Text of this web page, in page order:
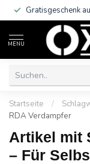
Gratisgeschenk
MENU
Startseite /
RDA Verdampfer
Artikel mit
– Für